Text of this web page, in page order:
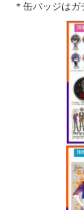
＊缶バッジはガ